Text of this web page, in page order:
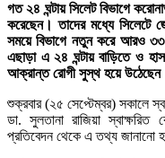
গত ২৪ ঘন্টায় সিলেট বিভাগে
করেছেন। তাদের মধ্যে
সময়ে বিভাগে নতুন করে আরও
এছাড়া এ ২৪ ঘন্টায় বাড়িতে ও
আক্রান্ত রোগী সুস্থ হয়ে
শুক্রবার (২৫ সেপ্টেম্বর) সকালে
ডা. সুলতানা রাজিয়া
প্রতিবেদন থেকে এ তথ্য জানানো